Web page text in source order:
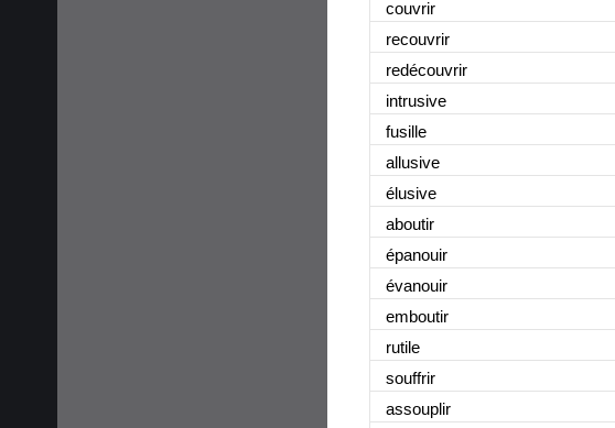
couvrir
recouvrir
redécouvrir
intrusive
fusille
allusive
élusive
aboutir
épanouir
évanouir
emboutir
rutile
souffrir
assouplir